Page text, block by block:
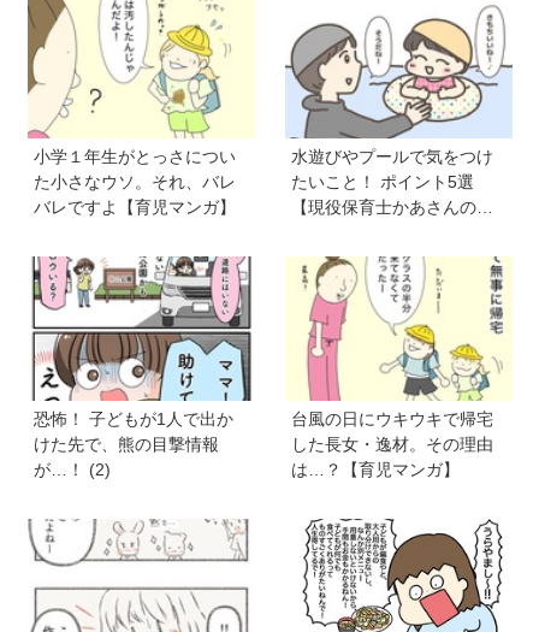
小学１年生がとっさについ
た小さなウソ。それ、バレ
バレですよ【育児マンガ】
水遊びやプールで気をつけ
たいこと！ ポイント5選
【現役保育士かあさんの子
恐怖！ 子どもが1人で出か
けた先で、熊の目撃情報
が…！ (2)
台風の日にウキウキで帰宅
した長女・逸材。その理由
は…？【育児マンガ】